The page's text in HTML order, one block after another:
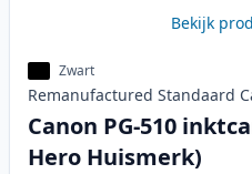
Bekijk
Zwart
Remanufactured Standaard
Canon PG-510
Hero Huismerk)